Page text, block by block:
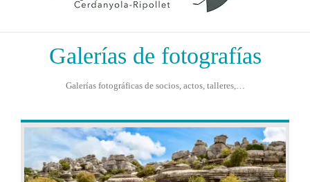
Galerías de fotografías
Galerías fotográficas de socios, actos, talleres,…